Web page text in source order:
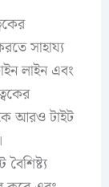
সাহায্য
লাইন এবং
আরও টাইট